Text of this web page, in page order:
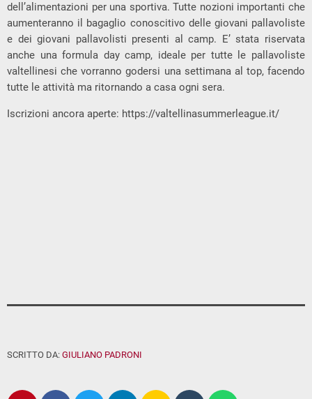
dell’alimentazioni per una sportiva. Tutte nozioni importanti che
aumenteranno il bagaglio conoscitivo delle giovani pallavoliste
e dei giovani pallavolisti presenti al camp. E’ stata riservata
anche una formula day camp, ideale per tutte le pallavoliste
valtellinesi che vorranno godersi una settimana al top, facendo
tutte le attività ma ritornando a casa ogni sera.
Iscrizioni ancora aperte: https://valtellinasummerleague.it/
SCRITTO DA: GIULIANO PADRONI